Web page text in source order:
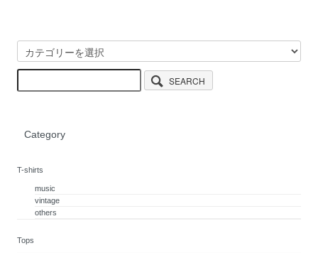
SEARCH
Category
T-shirts
music
vintage
others
Tops